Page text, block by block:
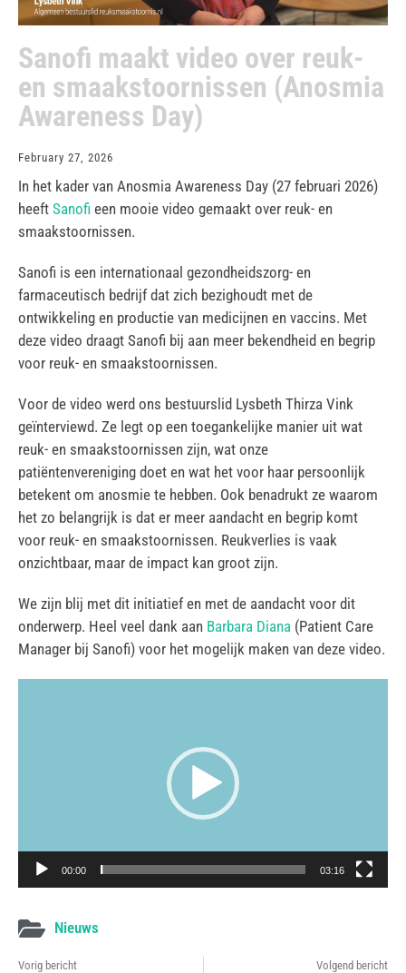
Sanofi maakt video over reuk-
en smaakstoornissen (Anosmia
Awareness Day)
February 27, 2026
In het kader van Anosmia Awareness Day (27 februari 2026)
heeft Sanofi een mooie video gemaakt over reuk- en
smaakstoornissen.
Sanofi is een internationaal gezondheidszorg- en
farmaceutisch bedrijf dat zich bezighoudt met de
ontwikkeling en productie van medicijnen en vaccins. Met
deze video draagt Sanofi bij aan meer bekendheid en begrip
voor reuk- en smaakstoornissen.
Voor de video werd ons bestuurslid Lysbeth Thirza Vink
geïnterviewd. Ze legt op een toegankelijke manier uit wat
reuk- en smaakstoornissen zijn, wat onze
patiëntenvereniging doet en wat het voor haar persoonlijk
betekent om anosmie te hebben. Ook benadrukt ze waarom
het zo belangrijk is dat er meer aandacht en begrip komt
voor reuk- en smaakstoornissen. Reukverlies is vaak
onzichtbaar, maar de impact kan groot zijn.
We zijn blij met dit initiatief en met de aandacht voor dit
onderwerp. Heel veel dank aan Barbara Diana (Patient Care
Manager bij Sanofi) voor het mogelijk maken van deze video.
00:00 03:16
Nieuws
Vorig bericht Volgend bericht